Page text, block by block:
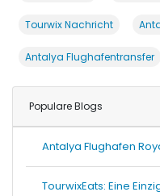
Tourwix Nachricht
Antalya Flughafentransfer
Populare Blogs
Antalya Flughafen
TourwixEats: Eine